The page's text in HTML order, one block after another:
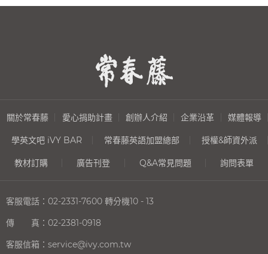
關於常春藤 愛心捐助計畫 創辦人介紹 企業沿革 媒體報導
學英文吧 iVY BAR 常春藤英語加盟總部 授權&師資外派
教材訂購 廣告刊登 Q&A常見問題 詢問表單
客服電話： 02-2331-7600 轉分機10 - 13
傳 真： 02-2381-0918
客服信箱： service@ivy.com.tw